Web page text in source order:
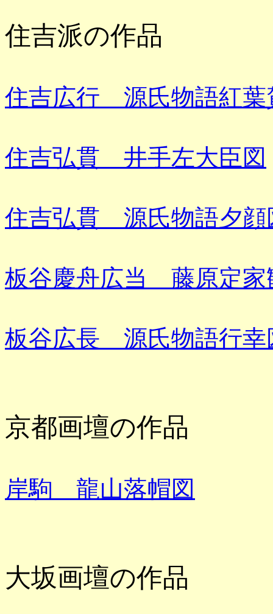
住吉派の作品
住吉広行 源氏物語紅葉
住吉弘貫 井手左大臣図
住吉弘貫 源氏物語夕顔
板谷慶舟広当 藤原定家
板谷広長 源氏物語行幸
京都画壇の作品
岸駒 龍山落帽図
大坂画壇の作品